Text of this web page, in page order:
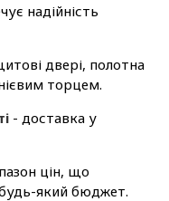
надійність
двері, полотна
торцем.
- доставка у
цін, що
будь-який бюджет.